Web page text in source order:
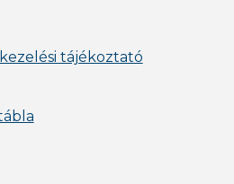
tájékoztató